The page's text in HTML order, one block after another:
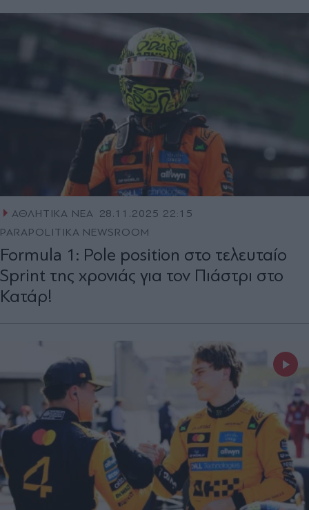
ΑΘΛΗΤΙΚΑ ΝΕΑ 28.11.2025 22:15
PARAPOLITIKA NEWSROOM
Formula 1: Pole position στο τελευταίο
Sprint της χρονιάς για τον Πιάστρι στο
Κατάρ!